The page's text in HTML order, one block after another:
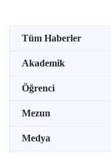
Tüm Haberler
Akademik
Öğrenci
Mezun
Medya